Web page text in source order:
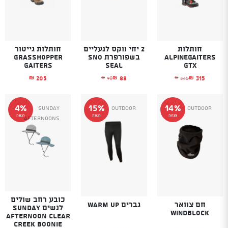
חותלות
Alpinegaiters
Gtx
₪ 345
המחיר המקורי היה: ₪345.₪ 315 המחיר הנוכחי הוא: ₪315.
2 יחי ווקס לנעליים
בשפורפרת SNO
SEAL
₪ 90
המחיר המקורי היה: ₪90.₪ 88 המחיר הנוכחי הוא: ₪88.
חותלות גייטור
GRASSHOPPER
GAITERS
₪ 205
14%
הנחה
Outdoor
חם צוואר
Windblock
15%
הנחה
Outdoor
גברים WARM UP
4%
הנחה
SUNDAY
AFTERNOONS
כובע רחב שולים
לנשים SUNDAY
AFTERNOON CLEAR
CREEK BOONIE